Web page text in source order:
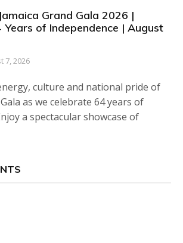
Grand Gala 2026 |
Years of Independence | August
7, 2026
culture and national pride of
Gala as we celebrate 64 years of
a spectacular showcase of